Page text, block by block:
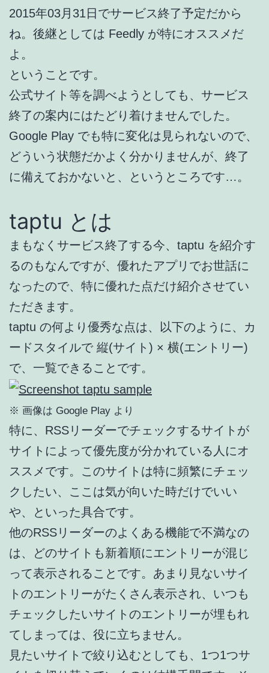
2015年03月31日でサービス終了予定だから
ね。後継としては Feedly が特にオススメだ
よ。
ということです。
公式サイト等を調べようとしても、サービス
終了の案内にはたどり着けませんでした。
Google Play でも特に変化は見られないので、
どういう状態だかよく分かりませんが、終了
に備えておかないと、というところです…。
taptu とは
まもなくサービス終了する今、taptu を紹介す
るのもなんですが、優れたアプリでお世話に
なったので、特に優れた点だけ紹介させてい
ただきます。
taptu の何より優秀な点は、以下のように、カ
ードスタイルで 縦(サイト) × 横(エントリー)
で、一覧できることです。
※ 画像は Google Play より
特に、RSSリーダーでチェックするサイトが
サイトによって優先度が分かれている人にオ
ススメです。このサイトは特に頻繁にチェッ
クしたい、ここは気が向いた時だけでいい
や、といった具合です。
他のRSSリーダーのよくある機能で不満なの
は、どのサイトも新着順にエントリーが混じ
って表示されることです。あまり見ないサイ
トのエントリーがたくさん表示され、いつも
チェックしたいサイトのエントリーが埋もれ
てしまっては、役に立ちません。
見たいサイトで絞り込むとしても、1つ1つサ